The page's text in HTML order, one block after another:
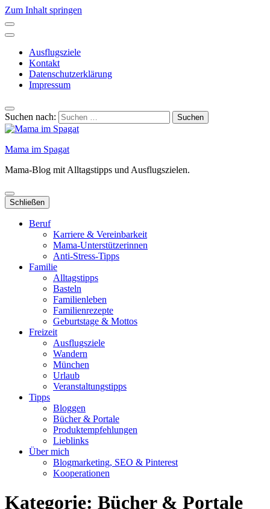
Zum Inhalt springen
Ausflugsziele
Kontakt
Datenschutzerklärung
Impressum
Suchen nach:
Mama im Spagat
Mama-Blog mit Alltagstipps und Ausflugszielen.
Schließen
Beruf
Karriere & Vereinbarkeit
Mama-Unterstützerinnen
Anti-Stress-Tipps
Familie
Alltagstipps
Basteln
Familienleben
Familienrezepte
Geburtstage & Mottos
Freizeit
Ausflugsziele
Wandern
München
Urlaub
Veranstaltungstipps
Tipps
Bloggen
Bücher & Portale
Produktempfehlungen
Lieblinks
Über mich
Blogmarketing, SEO & Pinterest
Kooperationen
Kategorie: Bücher & Portale